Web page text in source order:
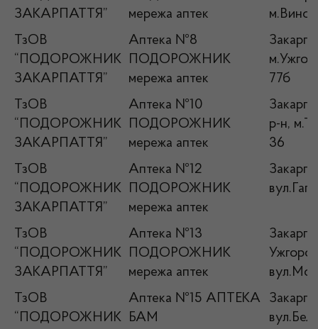
ЗАКАРПАТТЯ”
мережа аптек
ТзОВ
“ПОДОРОЖНИК
ЗАКАРПАТТЯ”
Аптека №8
ПОДОРОЖНИК
мережа аптек
77б
ТзОВ
“ПОДОРОЖНИК
ЗАКАРПАТТЯ”
Аптека №10
ПОДОРОЖНИК
мережа аптек
р-н,
36
ТзОВ
“ПОДОРОЖНИК
ЗАКАРПАТТЯ”
Аптека №12
ПОДОРОЖНИК
мережа аптек
ТзОВ
“ПОДОРОЖНИК
ЗАКАРПАТТЯ”
Аптека №13
ПОДОРОЖНИК
мережа аптек
ТзОВ
“ПОДОРОЖНИК
Аптека №15 АПТЕКА
БАМ